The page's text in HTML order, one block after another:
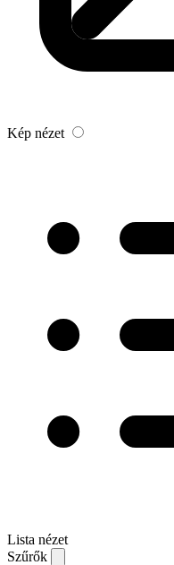
Kép nézet
Lista nézet
Szűrők